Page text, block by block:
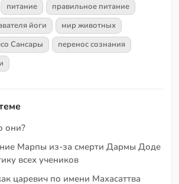
питание
правильное питание
йоги
мир животных
Сансары
перенос сознания
они?
Марпы из-за смерти Дармы Доде
всех учеников
царевич по имени Махасаттва